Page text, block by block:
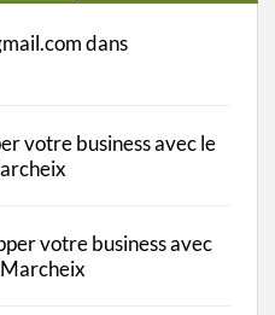
dans
votre business avec le
votre business avec